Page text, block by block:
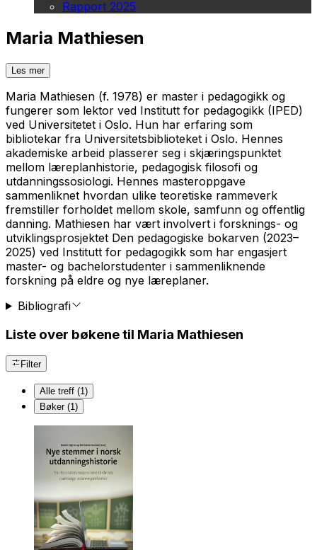
Rapport 2025
Maria Mathiesen
Les mer
Maria Mathiesen (f. 1978) er master i pedagogikk og
fungerer som lektor ved Institutt for pedagogikk (IPED)
ved Universitetet i Oslo. Hun har erfaring som
bibliotekar fra Universitetsbiblioteket i Oslo. Hennes
akademiske arbeid plasserer seg i skjæringspunktet
mellom læreplanhistorie, pedagogisk filosofi og
utdanningssosiologi. Hennes masteroppgave
sammenliknet hvordan ulike teoretiske rammeverk
fremstiller forholdet mellom skole, samfunn og offentlig
danning. Mathiesen har vært involvert i forsknings- og
utviklingsprosjektet Den pedagogiske bokarven (2023–
2025) ved Institutt for pedagogikk som har engasjert
master- og bachelorstudenter i sammenliknende
forskning på eldre og nye læreplaner.
Bibliografi
Liste over bøkene til Maria Mathiesen
Filter
Alle treff (1)
Bøker (1)